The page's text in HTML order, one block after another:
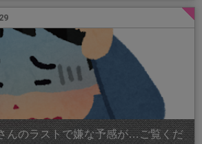
んのラストで嫌な予感が…ご覧くだ